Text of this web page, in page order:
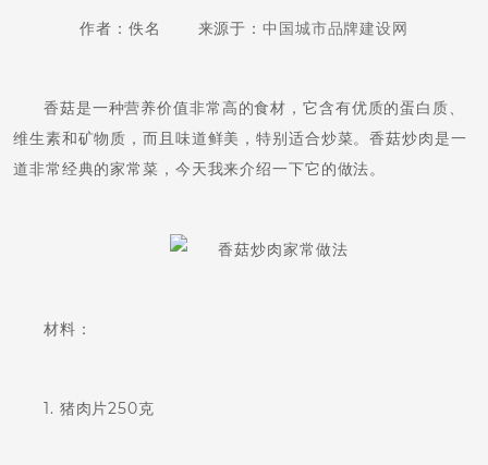
作者：佚名 来源于：中国城市品牌建设网
香菇是一种营养价值非常高的食材，它含有优质的蛋白质、
维生素和矿物质，而且味道鲜美，特别适合炒菜。香菇炒肉是一
道非常经典的家常菜，今天我来介绍一下它的做法。
材料：
1. 猪肉片250克